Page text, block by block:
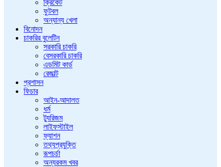
ক্রিকেট
ফুটবল
অন্যান্য খেলা
বিনোদন
চাকরির বুলেটিন
সরকারি চাকরি
বেসরকারি চাকরি
এডমিট কার্ড
রেজাল্ট
প্রশাসন
ফিচার
আইন-আদালত
ধর্ম
ট্যুরিজম
লাইফস্টাইল
ফ্যাশন
তথ্যপ্রযুক্তি
রূপচর্চা
অন্যরকম খবর